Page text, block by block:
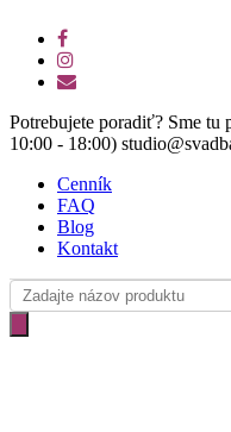
main
content
facebook
instagram
email
Potrebujete poradiť? Sme tu
10:00 - 18:00)
Cenník
FAQ
Blog
Kontakt
Products
search